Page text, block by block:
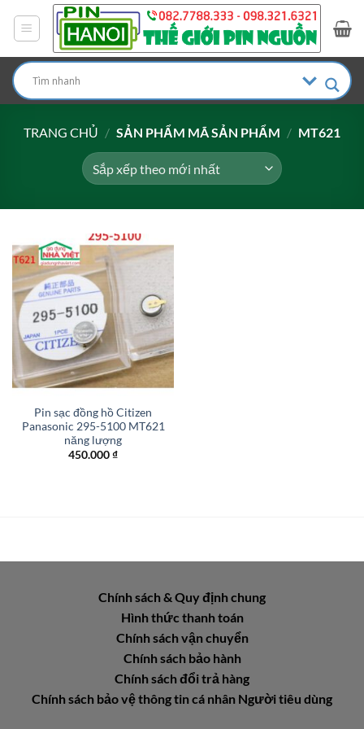
dung
TRANG CHỦ / SẢN PHẨM MÃ SẢN PHẨM / MT621
Pin sạc đồng hồ Citizen
Panasonic 295-5100 MT621
năng lượng
450.000₫
Chính sách & Quy định chung
Hình thức thanh toán
Chính sách vận chuyển
Chính sách bảo hành
Chính sách đổi trả hàng
Chính sách bảo vệ thông tin cá nhân Người tiêu dùng